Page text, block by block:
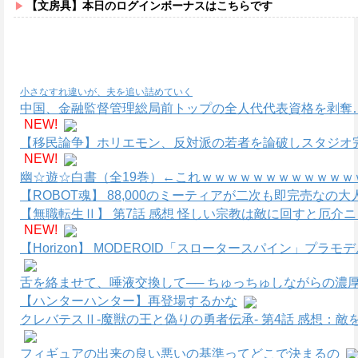
【文房具】本日のログインボーナスはこちらです
小さなすれ違いが、夫を追い詰めていく
中国、金融監督管理総局前トップの全人代代表資格を剥
NEW!
【移民論争】ホリエモン、反対派の若者を論破しスタジ
NEW!
幽☆遊☆白書（全19巻）←これｗｗｗｗｗｗｗｗｗｗｗｗ
【ROBOT魂】 88,000のミーティアが二次も即完売なの
【無職転生Ⅱ】 第7話 感想 怪しい宗教は敵に回すと厄介
NEW!
【Horizon】 MODEROID「スロータースパイン」プラモ
舌を絡ませて、唾液交換して── ちゅっちゅしながらの濃
【ハンターハンター】再登場するかな
クレバテスⅡ-魔獣の王と偽りの勇者伝承- 第4話 感想：敵
フィギュアの出来の良い悪いの基準ってどこで決まるの